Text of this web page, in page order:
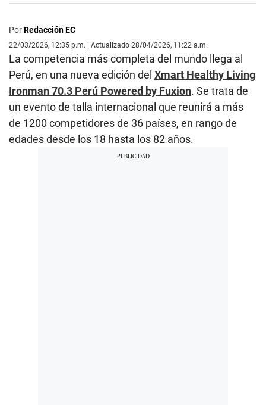
PorRedacción EC
22/03/2026, 12:35 p.m. | Actualizado 28/04/2026, 11:22 a.m.
La competencia más completa del mundo llega al
Perú, en una nueva edición del Xmart Healthy Living
Ironman 70.3 Perú Powered by Fuxion. Se trata de
un evento de talla internacional que reunirá a más
de 1200 competidores de 36 países, en rango de
edades desde los 18 hasta los 82 años.